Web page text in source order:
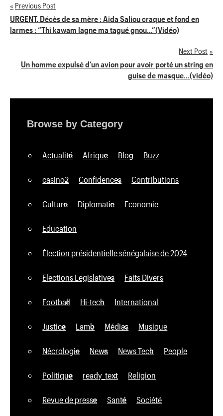
Navigation
de
Previous Post
URGENT. Décès de sa mère : Aida Saliou craque et fond en
larmes : “Thi kawam lagne ma tagué gnou…”(Vidéo)
Next Post
Un homme expulsé d’un avion pour avoir porté un string en
guise de masque…(vidéo)
Browse by Category
Actualité Afrique Blog Buzz
casino2 Confidences Contributions
Culture Diplomatie Economie
Education
Élection présidentielle sénégalaise de 2024
Elections Legislatives Faits Divers
Football Hi-tech International
Justice Lamb Médias Musique
Nécrologie News News Tech People
Politique ready_text Religion
Revue de presse Santé Société